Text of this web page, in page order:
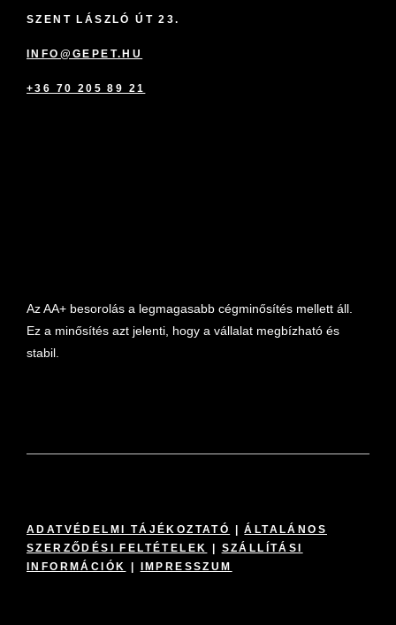
SZENT LÁSZLÓ ÚT 23.
INFO@GEPET.HU
+36 70 205 89 21
Az AA+ besorolás a legmagasabb cégminősítés mellett áll.
Ez a minősítés azt jelenti, hogy a vállalat megbízható és
stabil.
ADATVÉDELMI TÁJÉKOZTATÓ |ÁLTALÁNOS
SZERZŐDÉSI FELTÉTELEK
SZÁLLÍTÁSI
INFORMÁCIÓK
IMPRESSZUM